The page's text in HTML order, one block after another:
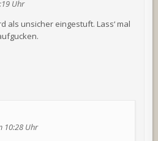
Uhr
als unsicher eingestuft. Lass‘ mal
10:28 Uhr